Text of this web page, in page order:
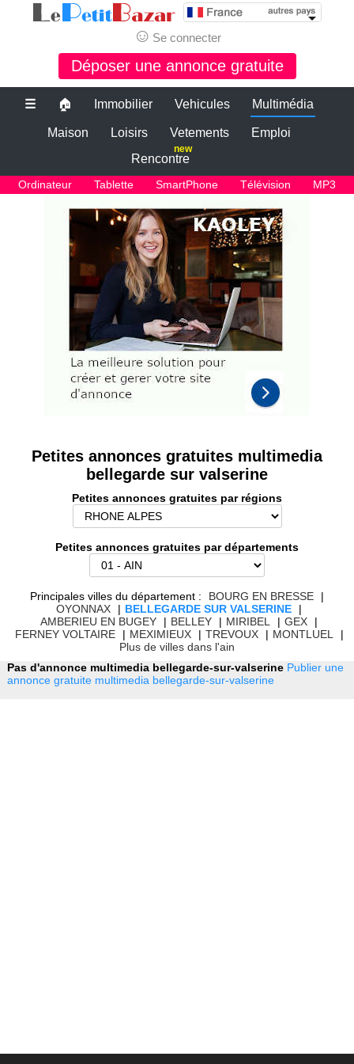
☺ Se connecter
Déposer une annonce gratuite
☰ 🏠 Immobilier Vehicules Multimédia
Maison Loisirs Vetements
Emploi
Rencontre
new
Ordinateur Tablette SmartPhone Télévision MP3
Petites annonces gratuites multimedia
bellegarde sur valserine
Petites annonces gratuites par régions
Petites annonces gratuites par départements
Principales villes du département : BOURG EN BRESSE
|
OYONNAX
| BELLEGARDE SUR VALSERINE
|
AMBERIEU EN BUGEY
| BELLEY | MIRIBEL | GEX
|
FERNEY VOLTAIRE
| MEXIMIEUX | TREVOUX | MONTLUEL
|
Plus de villes dans l'ain
Pas d'annonce multimedia bellegarde-sur-valserine Publier une
annonce gratuite multimedia bellegarde-sur-valserine